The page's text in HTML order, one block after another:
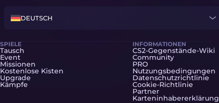
DEUTSCH
SPIELE
Tausch
Event
Missionen
Kostenlose Kisten
Upgrade
Kämpfe
INFORMATIONEN
CS2-Gegenstände-Wiki
Community
PRO
Nutzungsbedingungen
Datenschutzrichtlinie
Cookie-Richtlinie
Partner
Karteninhabererklärung